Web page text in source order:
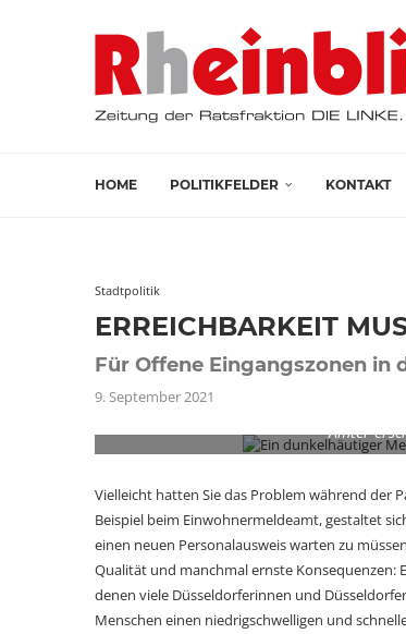
HOME POLITIKFELDER KONTAKT
Stadtpolitik
ERREICHBARKEIT
Für Offene Eingangszonen in
9. September 2021
Ämter
Vielleicht hatten Sie das Problem während der
Beispiel beim Einwohner­meldeamt, gestaltet
einen neuen Personalausweis warten zu
Qualität und manchmal ernste Konsequenzen:
denen viele Düsseldorferinnen und
Menschen einen niedrigschwelligen und